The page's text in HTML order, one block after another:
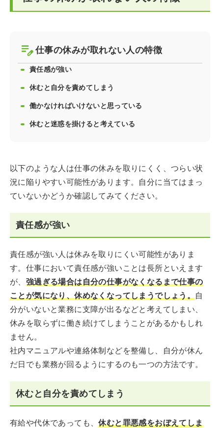
仕事の休みが取れない人の特徴
責任感が強い
休むと自分を責めてしまう
働かなければいけないと思っている
休むと迷惑を掛けると考えている
以下のような人は仕事の休みを取りにくく、つらい状
況に陥りやすい可能性があります。自分に当てはまっ
ていないかどうか確認してみてください。
責任感が強い
責任感が強い人は休みを取りにくい可能性がありま
す。仕事において責任感が強いことは長所といえます
が、 強過ぎる場合は自分の仕事がなくなるまで仕事の
ことが気になり、休めなくなってしまうでしょう。自
分がいないと業務に支障が出るなどと考えてしまい、
休みを取らずに働き続けてしまうことがあるかもしれ
ません。
社内マニュアルや連絡体制などを整備し、自分が休ん
だ日でも業務が回るようにするのも一つの方法です。
休むと自分を責めてしまう
有給や代休であっても、休むと罪悪感をおぼえてしま